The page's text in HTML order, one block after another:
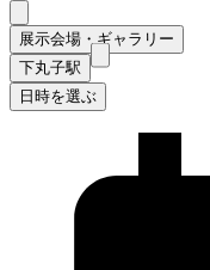
展示会場・ギャラリー
下丸子駅
日時を選ぶ